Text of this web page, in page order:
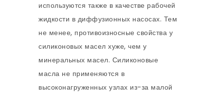
используются также в качестве рабочей
жидкости в диффузионных насосах. Тем
не менее, противоизносные свойства у
силиконовых масел хуже, чем у
минеральных масел. Силиконовые
масла не применяются в
высоконагруженных узлах из-за малой